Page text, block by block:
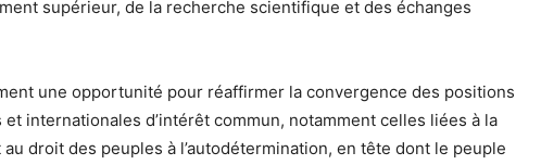
supérieur, de la recherche scientifique et des échanges
une opportunité pour réaffirmer la convergence des positions
internationales d’intérêt commun, notamment celles liées à la
droit des peuples à l’autodétermination, en tête dont le peuple